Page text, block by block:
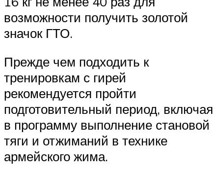
возможности получить золотой
значок ГТО.
Прежде чем подходить к
тренировкам с гирей
рекомендуется пройти
подготовительный период, включая
в программу выполнение становой
тяги и отжиманий в технике
армейского жима.